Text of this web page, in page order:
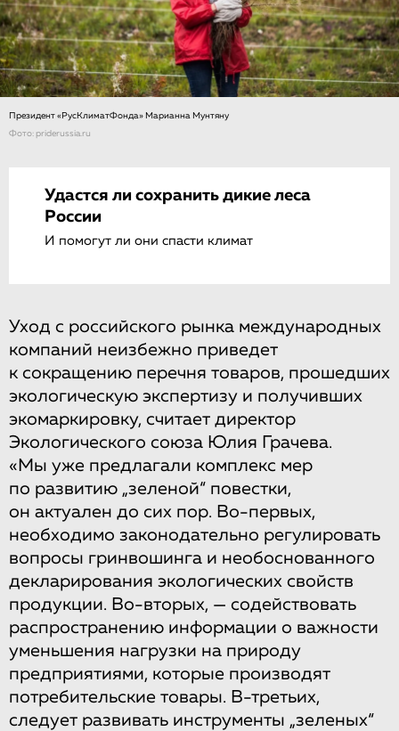
Президент «РусКлиматФонда» Марианна Мунтяну
Фото: priderussia.ru
Удастся ли сохранить дикие леса
России
И помогут ли они спасти климат
Уход с российского рынка международных
компаний неизбежно приведет
к сокращению перечня товаров, прошедших
экологическую экспертизу и получивших
экомаркировку, считает директор
Экологического союза Юлия Грачева.
«Мы уже предлагали комплекс мер
по развитию „зеленой“ повестки,
он актуален до сих пор. Во-первых,
необходимо законодательно регулировать
вопросы гринвошинга и необоснованного
декларирования экологических свойств
продукции. Во-вторых, — содействовать
распространению информации о важности
уменьшения нагрузки на природу
предприятиями, которые производят
потребительские товары. В-третьих,
следует развивать инструменты „зеленых“